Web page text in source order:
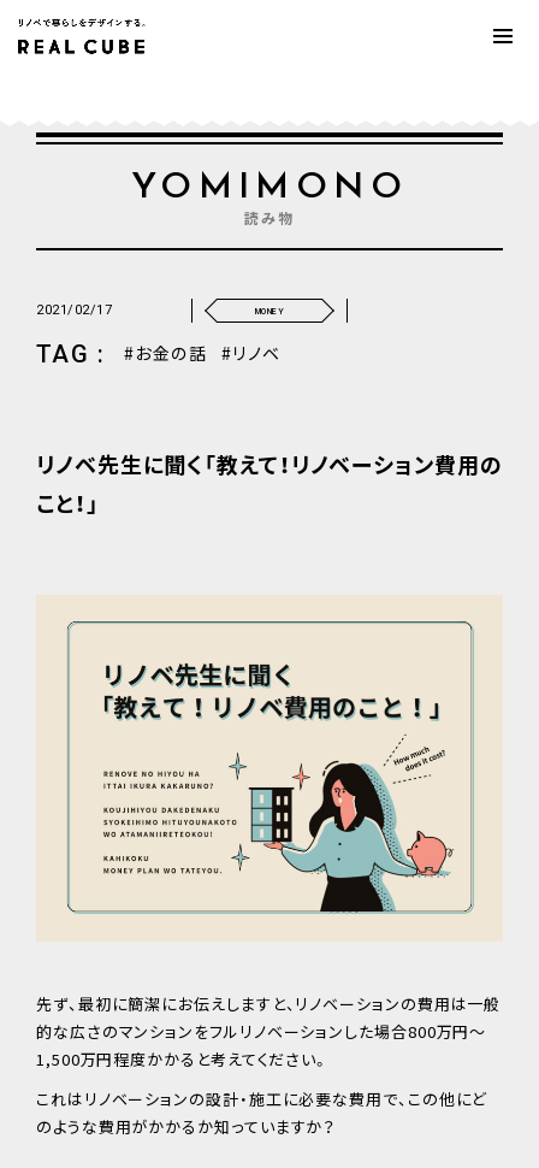
YOMIMONO
読み物
2021/02/17 MONEY
TAG : お金の話 リノベ
リノベ先生に聞く「教えて！リノベーション費用の
こと！」
先ず、最初に簡潔にお伝えしますと、リノベーションの費用は一般
的な広さのマンションをフルリノベーションした場合800万円〜
1,500万円程度かかると考えてください。
これはリノベーションの設計・施工に必要な費用で、この他にど
のような費用がかかるか知っていますか？